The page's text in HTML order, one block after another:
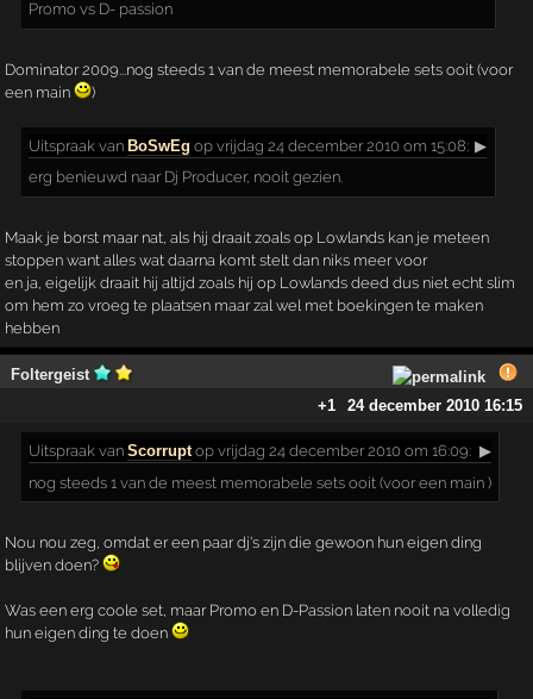
Promo vs D- passion
Dominator 2009...nog steeds 1 van de meest memorabele sets ooit (voor
een main
)
Uitspraak van BoSwEg op vrijdag 24 december 2010 om 15:08: ▶
erg benieuwd naar Dj Producer, nooit gezien.
Maak je borst maar nat, als hij draait zoals op Lowlands kan je meteen
stoppen want alles wat daarna komt stelt dan niks meer voor
en ja, eigelijk draait hij altijd zoals hij op Lowlands deed dus niet echt slim
om hem zo vroeg te plaatsen maar zal wel met boekingen te maken
hebben
Foltergeist
+1
24 december 2010 16:15
Uitspraak vanScorruptop vrijdag 24 december 2010 om 16:09: ▶
nog steeds 1 van de meest memorabele sets ooit (voor een main )
Nou nou zeg, omdat er een paar dj's zijn die gewoon hun eigen ding
blijven doen?
Was een erg coole set, maar Promo en D-Passion laten nooit na volledig
hun eigen ding te doen